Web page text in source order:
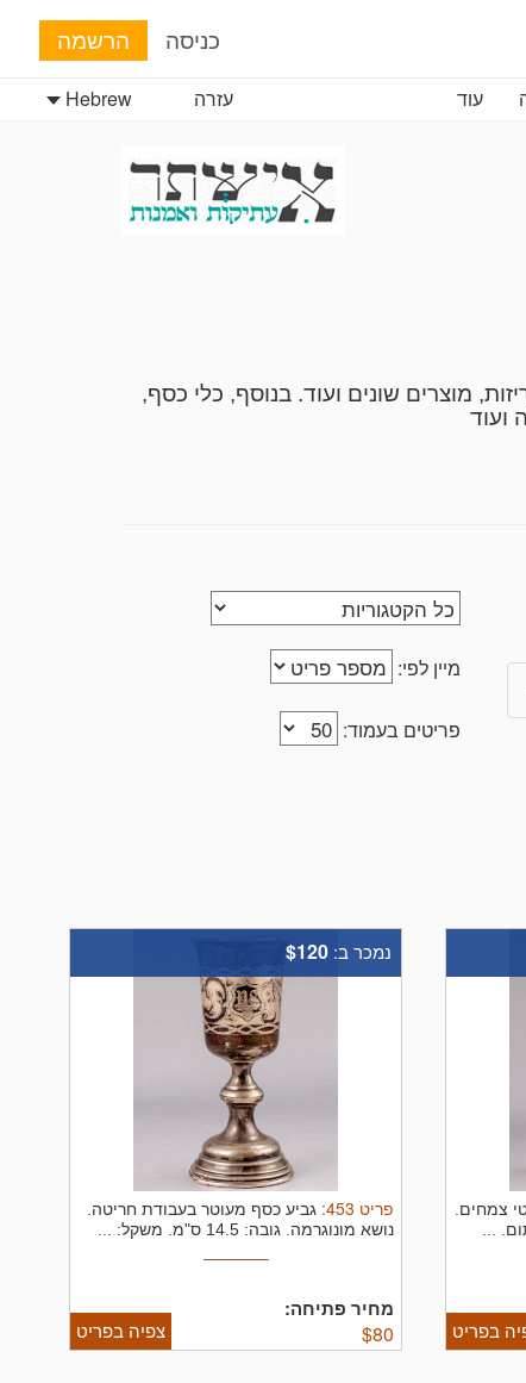
כניסה הרשמה
עוד Hebrew עזרה
מוצרים שונים ועוד. בנוסף, כלי כסף,
ועוד
מיין לפי:
פריטים בעמוד:
צמחים.
בפריט
נמכר ב: $120
פריט 453
: גביע כסף מעוטר בעבודת חריטה.
נושא מונוגרמה. גובה: 14.5 ס"מ. משקל: ...
מחיר פתיחה:
$80 צפיה בפריט